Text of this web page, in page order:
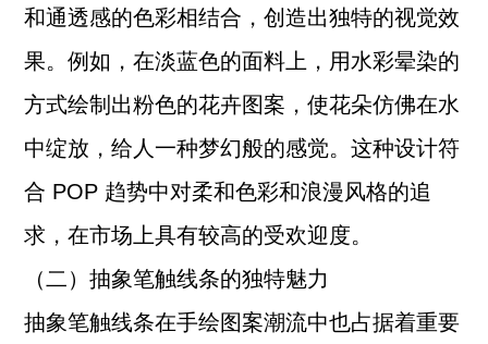
和通透感的色彩相结合，创造出独特的视觉效
果。例如，在淡蓝色的面料上，用水彩晕染的
方式绘制出粉色的花卉图案，使花朵仿佛在水
中绽放，给人一种梦幻般的感觉。这种设计符
合 POP 趋势中对柔和色彩和浪漫风格的追
求，在市场上具有较高的受欢迎度。
（二）抽象笔触线条的独特魅力
抽象笔触线条在手绘图案潮流中也占据着重要